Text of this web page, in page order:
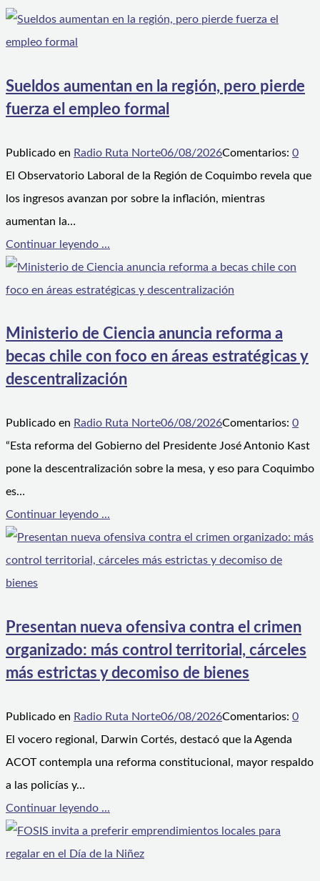
Sueldos aumentan en la región, pero pierde
fuerza el empleo formal
Publicado en Radio Ruta Norte06/08/2026Comentarios: 0
El Observatorio Laboral de la Región de Coquimbo revela que
los ingresos avanzan por sobre la inflación, mientras
aumentan la…
Continuar leyendo ...
Ministerio de Ciencia anuncia reforma a
becas chile con foco en áreas estratégicas y
descentralización
Publicado en Radio Ruta Norte06/08/2026Comentarios: 0
“Esta reforma del Gobierno del Presidente José Antonio Kast
pone la descentralización sobre la mesa, y eso para Coquimbo
es…
Continuar leyendo ...
Presentan nueva ofensiva contra el crimen
organizado: más control territorial, cárceles
más estrictas y decomiso de bienes
Publicado en Radio Ruta Norte06/08/2026Comentarios: 0
El vocero regional, Darwin Cortés, destacó que la Agenda
ACOT contempla una reforma constitucional, mayor respaldo
a las policías y…
Continuar leyendo ...